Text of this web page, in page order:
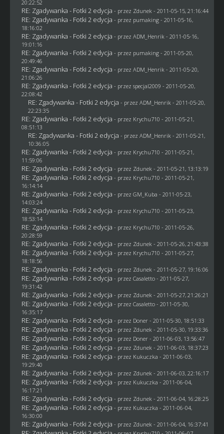
20:22:52
RE: Zgadywanka - Fotki 2 edycja - przez Zdunek - 2011-05-15, 21:16:44
RE: Zgadywanka - Fotki 2 edycja - przez pumaking- 2011-05-16,
18:16:02
RE: Zgadywanka - Fotki 2 edycja - przez ADM_Henrik - 2011-05-16,
19:01:16
RE: Zgadywanka - Fotki 2 edycja - przez pumaking- 2011-05-20,
20:49:46
RE: Zgadywanka - Fotki 2 edycja - przez ADM_Henrik - 2011-05-20,
21:06:26
RE: Zgadywanka - Fotki 2 edycja - przez specjal2009 - 2011-05-20,
22:08:42
RE: Zgadywanka - Fotki 2 edycja - przez ADM_Henrik - 2011-05-20,
22:23:35
RE: Zgadywanka - Fotki 2 edycja - przez Krychu710 - 2011-05-21,
08:51:13
RE: Zgadywanka - Fotki 2 edycja - przez ADM_Henrik - 2011-05-21,
10:36:05
RE: Zgadywanka - Fotki 2 edycja - przez Krychu710 - 2011-05-21,
11:59:06
RE: Zgadywanka - Fotki 2 edycja - przez Zdunek - 2011-05-21, 13:13:19
RE: Zgadywanka - Fotki 2 edycja - przez Krychu710 - 2011-05-21,
16:14:14
RE: Zgadywanka - Fotki 2 edycja - przez GM_Kuba - 2011-05-23,
14:03:24
RE: Zgadywanka - Fotki 2 edycja - przez Krychu710 - 2011-05-23,
18:53:14
RE: Zgadywanka - Fotki 2 edycja - przez Krychu710 - 2011-05-26,
20:28:59
RE: Zgadywanka - Fotki 2 edycja - przez Zdunek - 2011-05-26, 21:43:38
RE: Zgadywanka - Fotki 2 edycja - przez Krychu710 - 2011-05-27,
18:18:56
RE: Zgadywanka - Fotki 2 edycja - przez Zdunek - 2011-05-27, 19:16:06
RE: Zgadywanka - Fotki 2 edycja - przez Casaletto- 2011-05-27,
19:31:42
RE: Zgadywanka - Fotki 2 edycja - przez Zdunek - 2011-05-27, 21:26:21
RE: Zgadywanka - Fotki 2 edycja - przez Casaletto- 2011-05-30,
16:35:17
RE: Zgadywanka - Fotki 2 edycja - przez Doner- 2011-05-30, 18:51:33
RE: Zgadywanka - Fotki 2 edycja - przez Zdunek - 2011-05-30, 19:33:36
RE: Zgadywanka - Fotki 2 edycja - przez Doner- 2011-06-03, 13:56:47
RE: Zgadywanka - Fotki 2 edycja - przez Zdunek - 2011-06-03, 18:37:23
RE: Zgadywanka - Fotki 2 edycja - przez Kukuczka - 2011-06-03,
19:29:40
RE: Zgadywanka - Fotki 2 edycja - przez Zdunek - 2011-06-03, 22:16:17
RE: Zgadywanka - Fotki 2 edycja - przez Kukuczka - 2011-06-04,
16:17:21
RE: Zgadywanka - Fotki 2 edycja - przez Zdunek - 2011-06-04, 16:28:25
RE: Zgadywanka - Fotki 2 edycja - przez Kukuczka - 2011-06-04,
16:30:00
RE: Zgadywanka - Fotki 2 edycja - przez Zdunek - 2011-06-04, 16:37:41